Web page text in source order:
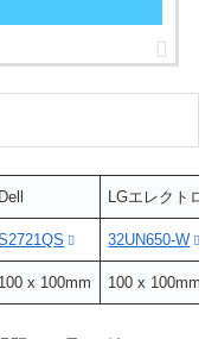
Dell LGエレクトロ
32UN650-W
100 x 100mm 100 x 100mm